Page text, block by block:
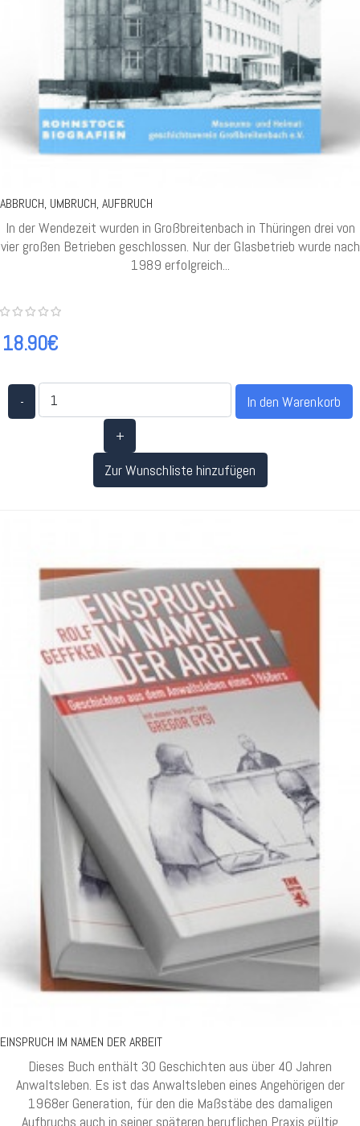
ABBRUCH, UMBRUCH, AUFBRUCH
In der Wendezeit wurden in Großbreitenbach in Thüringen drei von
vier großen Betrieben geschlossen. Nur der Glasbetrieb wurde nach
1989 erfolgreich...
18.90€
-
+
Zur Wunschliste hinzufügen
EINSPRUCH IM NAMEN DER ARBEIT
Dieses Buch enthält 30 Geschichten aus über 40 Jahren
Anwaltsleben. Es ist das Anwaltsleben eines Angehörigen der
1968er Generation, für den die Maßstäbe des damaligen
Aufbruchs auch in seiner späteren beruflichen Praxis gültig